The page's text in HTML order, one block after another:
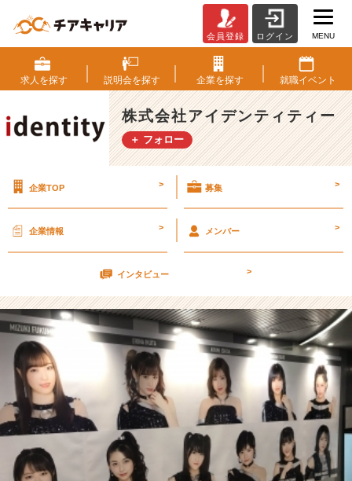
春
n
i
g
h
t
の
松
元
式
会
社
ア
イ
デ
ン
テ
ィ
テ
ィ
会員登録 ログイン MENU
求人を探す 説明会を探す 企業を探す 就職イベント
株式会社アイデンティティー
＋ フォロー
企業TOP > 募集 >
企業情報 > メンバー >
インタビュー >